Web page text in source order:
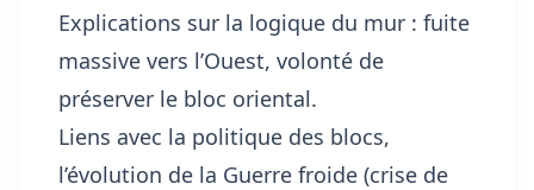
Explications sur la logique du mur : fuite
massive vers l’Ouest, volonté de
préserver le bloc oriental.
Liens avec la politique des blocs,
l’évolution de la Guerre froide (crise de